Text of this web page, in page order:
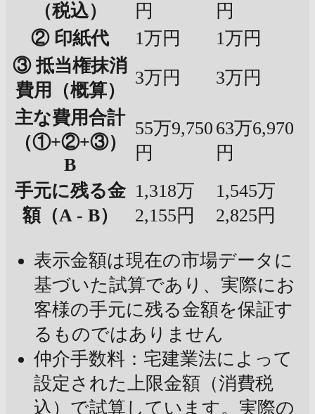
（税込）
円
円
② 印紙代
1万円
1万円
③ 抵当権抹消
費用（概算）
3万円
3万円
主な費用合計
（①+②+③）
B
55万9,750
円
63万6,970
円
手元に残る金
額（A - B）
1,318万
2,155円
1,545万
2,825円
表示金額は現在の市場データに
基づいた試算であり、実際にお
客様の手元に残る金額を保証す
るものではありません
仲介手数料：宅建業法によって
設定された上限金額（消費税
込）で試算しています。実際の